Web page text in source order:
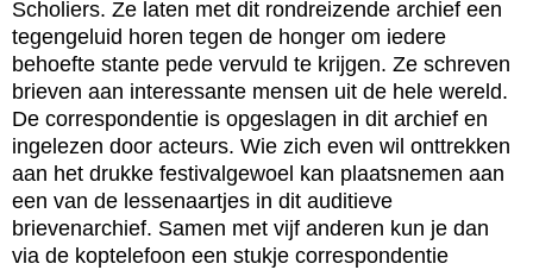
Scholiers. Ze laten met dit rondreizende archief een
tegengeluid horen tegen de honger om iedere
behoefte stante pede vervuld te krijgen. Ze schreven
brieven aan interessante mensen uit de hele wereld.
De correspondentie is opgeslagen in dit archief en
ingelezen door acteurs. Wie zich even wil onttrekken
aan het drukke festivalgewoel kan plaatsnemen aan
een van de lessenaartjes in dit auditieve
brievenarchief. Samen met vijf anderen kun je dan
via de koptelefoon een stukje correspondentie